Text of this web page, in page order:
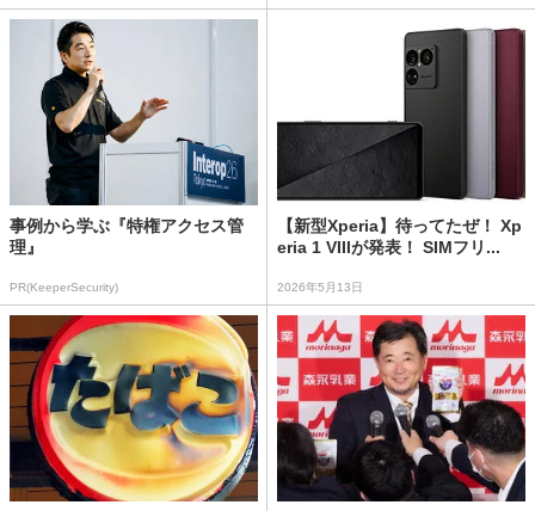
事例から学ぶ『特権アクセス管
理』
PR(KeeperSecurity)
【新型Xperia】待ってたぜ！ Xp
eria 1 VIIIが発表！ SIMフリ...
2026年5月13日